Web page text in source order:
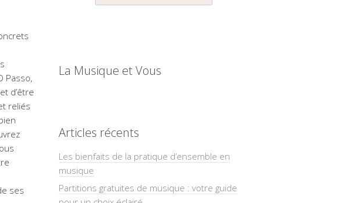
Passo,
d’être
reliés
ses
La Musique et Vous
Articles récents
Les bienfaits de la pratique d’ensemble en
musique
Partitions gratuites de musique : votre guide